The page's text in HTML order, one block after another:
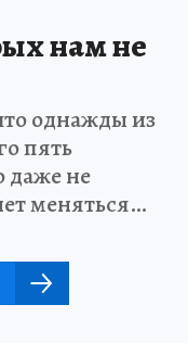
нам не
однажды из
пять
даже не
меняться…